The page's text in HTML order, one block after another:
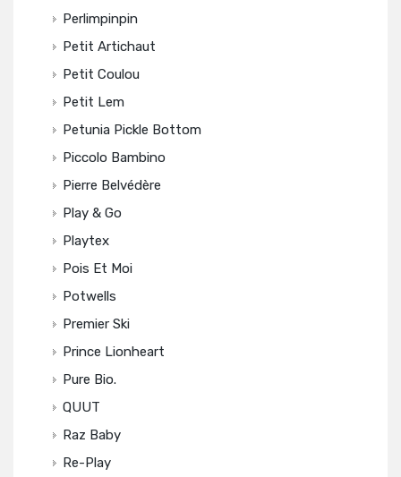
Perlimpinpin
Petit Artichaut
Petit Coulou
Petit Lem
Petunia Pickle Bottom
Piccolo Bambino
Pierre Belvédère
Play & Go
Playtex
Pois Et Moi
Potwells
Premier Ski
Prince Lionheart
Pure Bio.
QUUT
Raz Baby
Re-Play